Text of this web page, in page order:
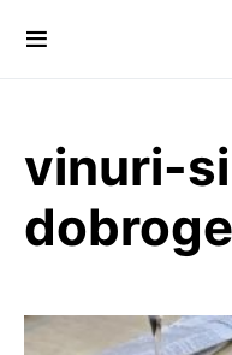
vinuri-